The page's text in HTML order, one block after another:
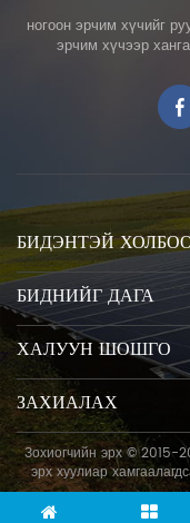
үйлчлүүлэгчдэд
эрчим хүчийг
амжилттай
мэргэшсэн
Бид дагуу дизайн,
дэмжих олон улсын
. Бид манай
найдвартай
баталгаажуулж болно.
цас, шуурга, давс
хэмжээгээр гэмтсэн
мэт суурилуулах
нөхцөлд ч асар их
хүчний бүтээгдэхүүн
болно 25 жилийн
ашигласан . чанарын
Хамт
үйлдвэрлэлийн
бүтээгдэхүүний
ногоон эрчим хүчийг
эрчим хүчээр
БИДЭНТЭЙ
БИДНИЙГ ДАГА
ХАЛУУН ШОШГО
ЗАХИАЛАХ
Зохиогчийн эрх © 2015-
эрх хуулиар